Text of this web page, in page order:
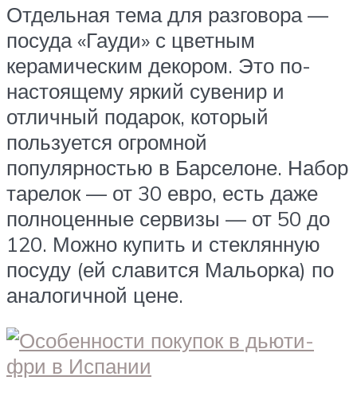
Отдельная тема для разговора —
посуда «Гауди» с цветным
керамическим декором. Это по-
настоящему яркий сувенир и
отличный подарок, который
пользуется огромной
популярностью в Барселоне. Набор
тарелок — от 30 евро, есть даже
полноценные сервизы — от 50 до
120. Можно купить и стеклянную
посуду (ей славится Мальорка) по
аналогичной цене.